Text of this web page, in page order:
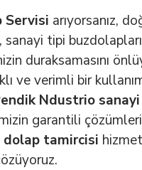
Servisi arıyorsanız,
tipi
duraksamasını
ve verimli bir
Ndustrio
garantili
tamircisi